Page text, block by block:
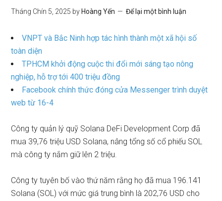
Tháng Chín 5, 2025 by Hoàng Yến Để lại một bình luận
VNPT và Bắc Ninh hợp tác hình thành một xã hội số
toàn diện
TPHCM khởi động cuộc thi đổi mới sáng tạo nông
nghiệp, hỗ trợ tới 400 triệu đồng
Facebook chính thức đóng cửa Messenger trình duyệt
web từ 16-4
Công ty quản lý quỹ Solana DeFi Development Corp đã
mua 39,76 triệu USD Solana, nâng tổng số cổ phiếu SOL
mà công ty nắm giữ lên 2 triệu.
Công tytuyên bố vào thứ năm rằng họ đã mua 196.141
Solana (SOL) với mức giá trung bình là 202,76 USD cho